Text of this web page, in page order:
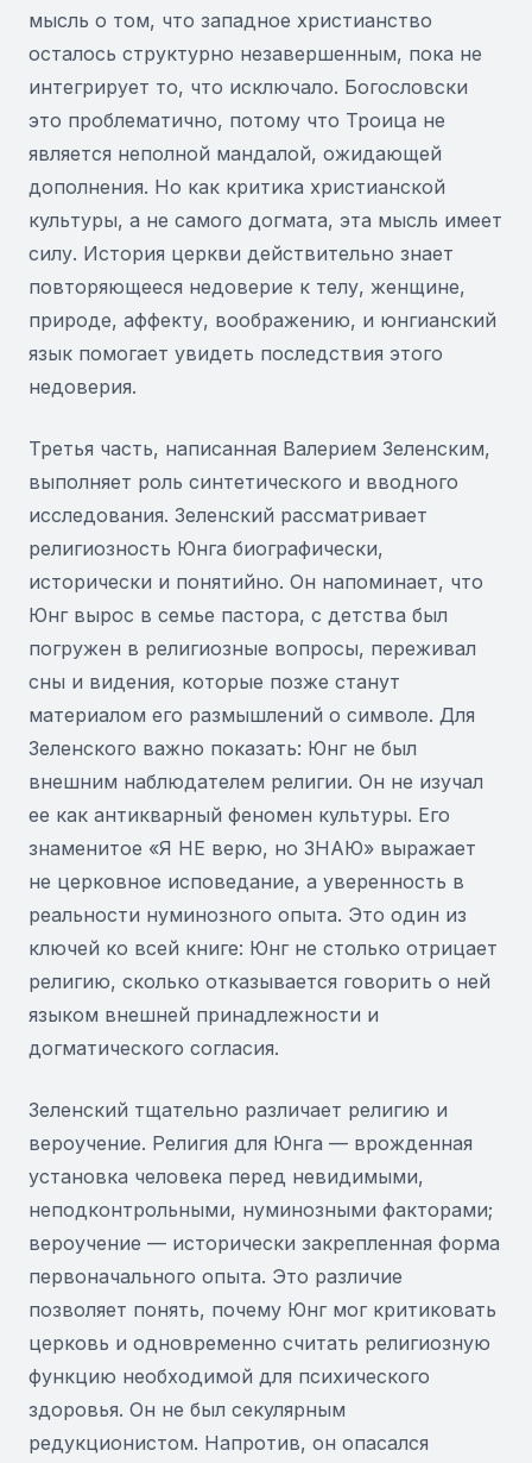
мысль о том, что западное христианство
осталось структурно незавершенным, пока не
интегрирует то, что исключало. Богословски
это проблематично, потому что Троица не
является неполной мандалой, ожидающей
дополнения. Но как критика христианской
культуры, а не самого догмата, эта мысль имеет
силу. История церкви действительно знает
повторяющееся недоверие к телу, женщине,
природе, аффекту, воображению, и юнгианский
язык помогает увидеть последствия этого
недоверия.
Третья часть, написанная Валерием Зеленским,
выполняет роль синтетического и вводного
исследования. Зеленский рассматривает
религиозность Юнга биографически,
исторически и понятийно. Он напоминает, что
Юнг вырос в семье пастора, с детства был
погружен в религиозные вопросы, переживал
сны и видения, которые позже станут
материалом его размышлений о символе. Для
Зеленского важно показать: Юнг не был
внешним наблюдателем религии. Он не изучал
ее как антикварный феномен культуры. Его
знаменитое «Я НЕ верю, но ЗНАЮ» выражает
не церковное исповедание, а уверенность в
реальности нуминозного опыта. Это один из
ключей ко всей книге: Юнг не столько отрицает
религию, сколько отказывается говорить о ней
языком внешней принадлежности и
догматического согласия.
Зеленский тщательно различает религию и
вероучение. Религия для Юнга — врожденная
установка человека перед невидимыми,
неподконтрольными, нуминозными факторами;
вероучение — исторически закрепленная форма
первоначального опыта. Это различие
позволяет понять, почему Юнг мог критиковать
церковь и одновременно считать религиозную
функцию необходимой для психического
здоровья. Он не был секулярным
редукционистом. Напротив, он опасался